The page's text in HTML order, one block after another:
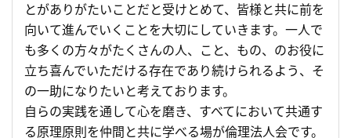
とがありがたいことだと受けとめて、皆様と共に前を
向いて進んでいくことを大切にしていきます。一人で
も多くの方々がたくさんの人、こと、もの、のお役に
立ち喜んでいただける存在であり続けられるよう、そ
の一助になりたいと考えております。
自らの実践を通して心を磨き、すべてにおいて共通す
る原理原則を仲間と共に学べる場が倫理法人会です。